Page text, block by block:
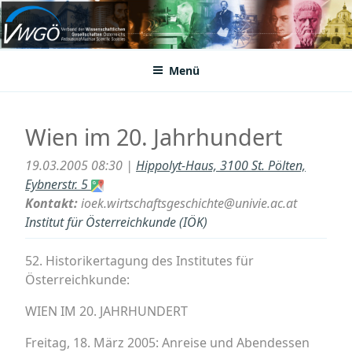
Zum
Inhalt
springenVWGÖ
Federation of Austrian Scientific Societies
Menü
Wien im 20. Jahrhundert
19.03.2005 08:30 | Hippolyt-Haus, 3100 St. Pölten,
Eybnerstr. 5
Kontakt:ioek.wirtschaftsgeschichte@univie.ac.at
Institut für Österreichkunde (IÖK)
52. Historikertagung des Institutes für
Österreichkunde:
WIEN IM 20. JAHRHUNDERT
Freitag, 18. März 2005: Anreise und Abendessen